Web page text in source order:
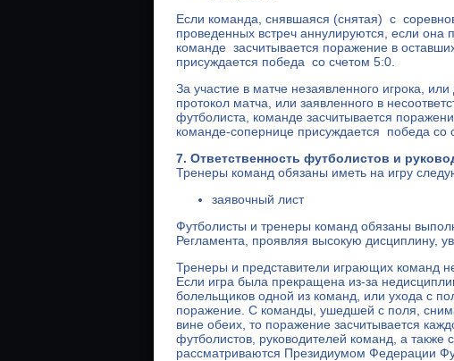
Если команда, снявшаяся (снятая) с
проведенных встреч аннулируются, если она
команде засчитывается поражение в
присуждается победа со счетом 5:0.
За участие в матче незаявленного игрока,
протокол матча, или заявленного в
футболиста, команде засчитывается
команде-сопернице присуждается победа со
7. Ответственность футболистов и
Тренеры команд обязаны иметь на игру
заявочный лист
Футболисты и тренеры команд обязаны
Регламента, проявляя высокую дисциплину,
Тренеры и представители играющих команд
Если игра была прекращена из-за
болельщиков одной из команд, или ухода с
поражение. С команды, ушедшей с поля,
вине обеих, то поражение засчитывается
футболистов, руководителей команд, а также
рассматриваются Президиумом Федерации